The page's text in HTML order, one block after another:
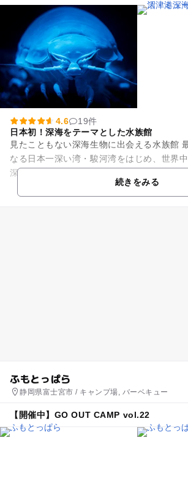
4.6
19件
日本初！深海をテーマとした水族館
見たこともない深海生物に出会える水族館 最深部2500ｍにも
なる日本一深い湾・駿河湾をはじめ、世界
深海生物を展示しています。 環境の変化に弱く捕獲・輸送・
続きをみる
ふもとっぱら
静岡県富士宮市 / キャンプ場, バーベキュー
【開催中】GO OUT CAMP vol.22